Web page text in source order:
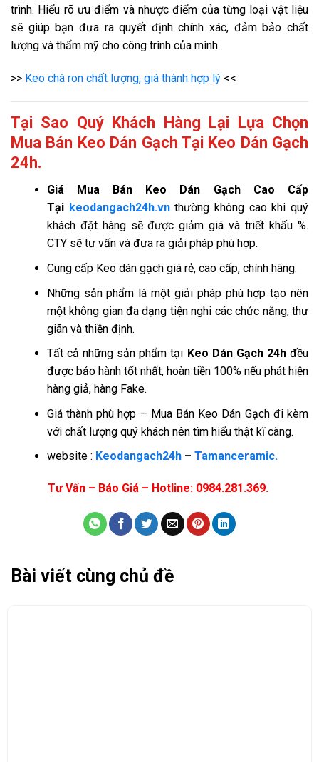
trình. Hiểu rõ ưu điểm và nhược điểm của từng loại vật liệu
sẽ giúp bạn đưa ra quyết định chính xác, đảm bảo chất
lượng và thẩm mỹ cho công trình của mình.
>> Keo chà ron chất lượng, giá thành hợp lý <<
Tại Sao Quý Khách Hàng Lại Lựa Chọn
Mua Bán Keo Dán Gạch Tại Keo Dán Gạch
24h.
GiáMua Bán Keo Dán Gạch Cao Cấp
Tại keodangach24h.vn thường không cao khi quý
khách đặt hàng sẽ được giảm giá và triết khấu %.
CTY sẽ tư vấn và đưa ra giải pháp phù hợp.
Cung cấp Keo dán gạch giá rẻ, cao cấp, chính hãng.
Những sản phẩm là một giải pháp phù hợp tạo nên
một không gian đa dạng tiện nghi các chức năng, thư
giãn và thiền định.
Tất cả những sản phẩm tại Keo Dán Gạch 24hđều
được bảo hành tốt nhất, hoàn tiền 100% nếu phát hiện
hàng giả, hàng Fake.
Giá thành phù hợp – Mua Bán Keo Dán Gạch đi kèm
với chất lượng quý khách nên tìm hiểu thật kĩ càng.
website : Keodangach24h– Tamanceramic.
Tư Vấn – Báo Giá – Hotline: 0984.281.369.
Bài viết cùng chủ đề